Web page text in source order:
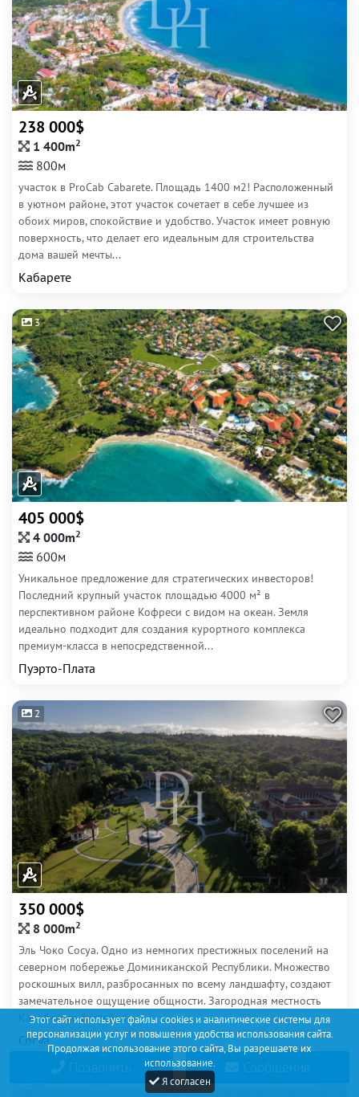
Этот сайт использует файлы cookies и аналитические системы для
персонализации услуг и повышения удобства использования сайта.
Продолжая использование этого сайта, Вы разрешаете их
использование.
Я согласен
238 000$
1 400m2
800м
участок в ProCab Cabarete. Площадь 1400 м2! Расположенный
в уютном районе, этот участок сочетает в себе лучшее из
обоих миров, спокойствие и удобство. Участок имеет ровную
поверхность, что делает его идеальным для строительства
дома вашей мечты...
Кабарете
3
405 000$
4 000m2
600м
Уникальное предложение для стратегических инвесторов!
Последний крупный участок площадью 4000 м² в
перспективном районе Кофреси с видом на океан. Земля
идеально подходит для создания курортного комплекса
премиум-класса в непосредственной...
Пуэрто-Плата
2
350 000$
8 000m2
Эль Чоко Сосуа. Одно из немногих престижных поселений на
северном побережье Доминиканской Республики. Множество
роскошных вилл, разбросанных по всему ландшафту, создают
замечательное ощущение общности. Загородная местность
Карибского бассейна....
Сосуа
7
Позвонить Сообщение